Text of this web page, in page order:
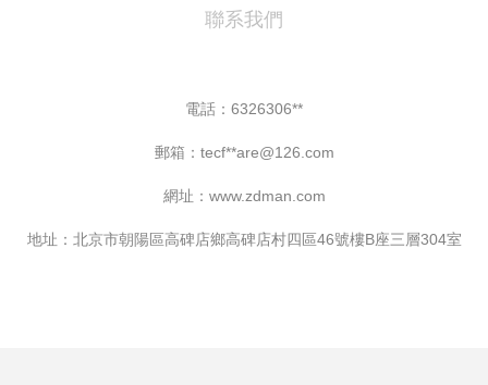
聯系我們
電話：6326306**
郵箱：tecf**are@126.com
網址： www.zdman.com
地址：北京市朝陽區高碑店鄉高碑店村四區46號樓B座三層304室